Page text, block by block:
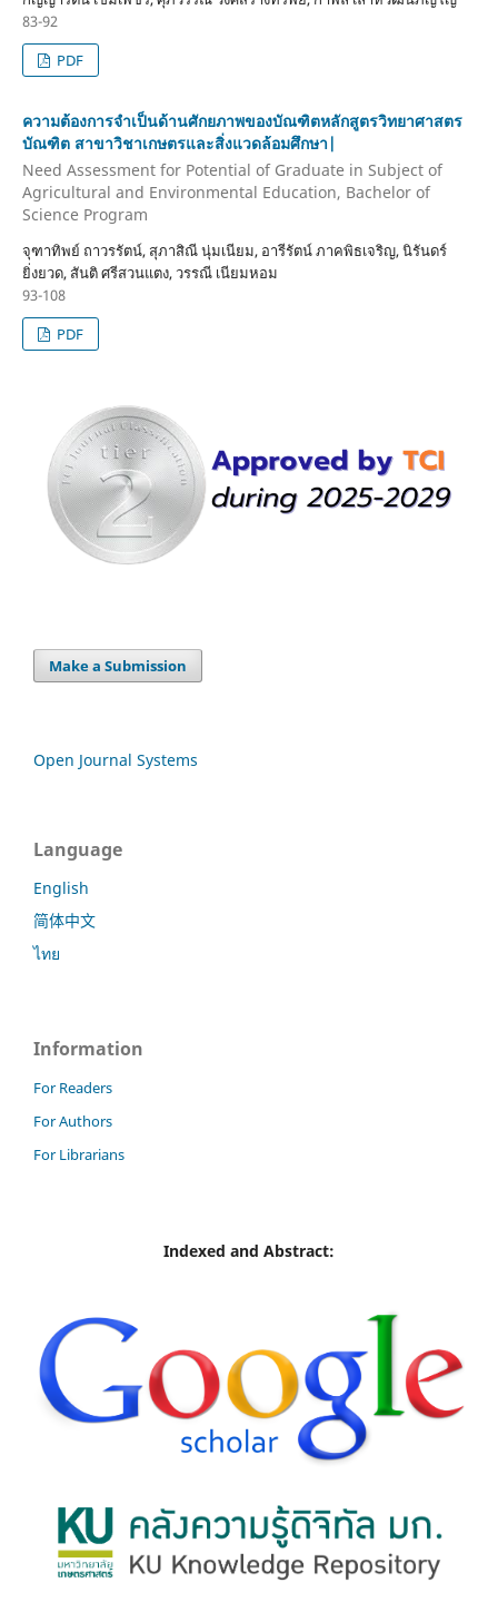
83-92
PDF
ความต้องการจำเป็นด้านศักยภาพของบัณฑิตหลักสูตรวิทยาศาสตร
บัณฑิต สาขาวิชาเกษตรและสิ่งแวดล้อมศึกษา|
Need Assessment for Potential of Graduate in Subject of
Agricultural and Environmental Education, Bachelor of
Science Program
จุฑาทิพย์ ถาวรรัตน์, สุภาสิณี นุ่มเนียม, อารีรัตน์ ภาคพิธเจริญ, นิรันดร์
ยิ่งยวด, สันติ ศรีสวนแตง, วรรณี เนียมหอม
93-108
PDF
Make a Submission
Open Journal Systems
Language
English
简体中文
ไทย
Information
For Readers
For Authors
For Librarians
Indexed and Abstract: